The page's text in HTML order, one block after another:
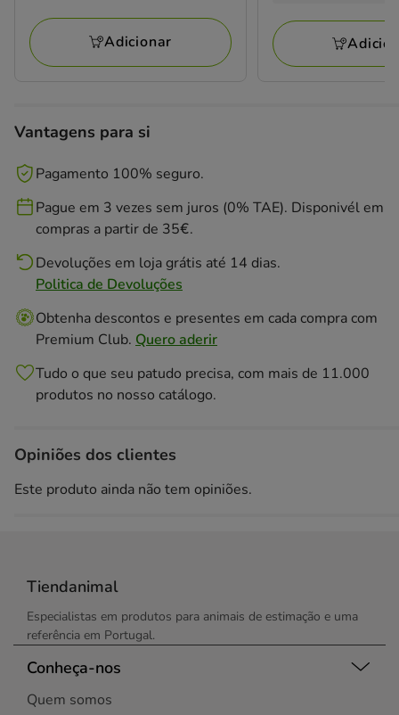
Adicionar
a
7.89€
Vantagens para si
Pagamento 100% seguro.
Pague em 3 vezes sem juros (0% TAE). Disponivél em
compras a partir de 35€.
Devoluções em loja grátis até 14 dias.
Politica de Devoluções
Obtenha descontos e presentes em cada compra com
Premium Club. Quero aderir
Tudo o que seu patudo precisa, com mais de 11.000
produtos no nosso catálogo.
Opiniões dos clientes
Este produto ainda não tem opiniões.
Tiendanimal
Especialistas em produtos para animais de estimação e uma
referência em Portugal.
Conheça-nos
Quem somos